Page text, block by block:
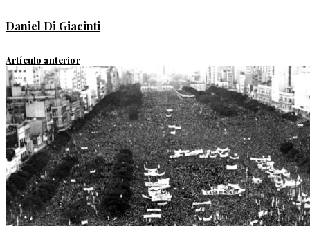
Daniel Di Giacinti
Artículo anterior